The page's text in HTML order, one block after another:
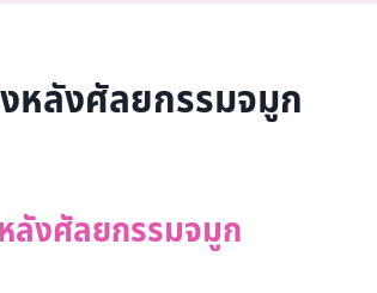
หลังศัลยกรรมจมูก
ลังศัลยกรรมจมูก